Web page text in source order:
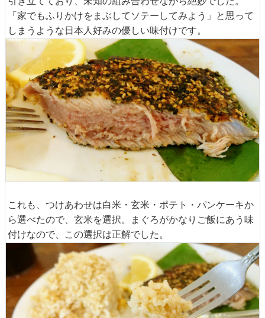
「家でもふりかけをまぶしてソテーしてみよう」と思って
しまうような日本人好みの優しい味付けです。
これも、つけあわせは白米・玄米・ポテト・パンケーキか
ら選べたので、玄米を選択。まぐろがかなりご飯にあう味
付けなので、この選択は正解でした。